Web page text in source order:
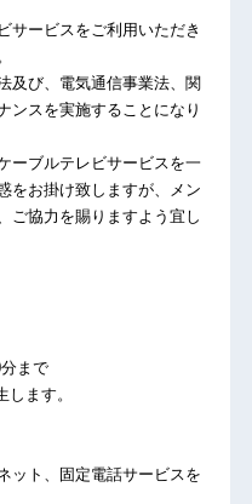
サービスをご利用いただき
及び、電気通信事業法、関
ンスを実施することになり
ーブルテレビサービスを一
をお掛け致しますが、メン
ご協力を賜りますよう宜し
まで
ます。
ット、固定電話サービスを